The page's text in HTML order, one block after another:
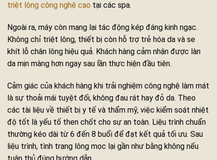
triệt lông công nghệ cao tại các spa.
Ngoài ra, máy còn mang lại tác động kép đáng kinh ngạc.
Không chỉ triệt lông, thiết bị còn hỗ trợ trẻ hóa da và se
khít lỗ chân lông hiệu quả. Khách hàng cảm nhận được làn
da mịn màng hơn ngay sau lần thực hiện đầu tiên.
Cảm giác của khách hàng khi trải nghiệm công nghệ làm mát
là sự thoải mái tuyệt đối, không đau rát hay đỏ da. Theo
các tài liệu về thiết bị y tế và thẩm mỹ, việc kiểm soát nhiệt
độ tốt là yếu tố then chốt cho sự an toàn. Liệu trình chuẩn
thường kéo dài từ 6 đến 8 buổi để đạt kết quả tối ưu. Sau
liệu trình, tình trạng lông mọc lại gần như bằng không nếu
tuân thủ đúng hướng dẫn.